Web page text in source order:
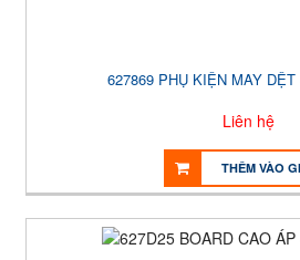
627869 PHỤ KIỆN MAY DỆT
Liên hệ
THÊM VÀO